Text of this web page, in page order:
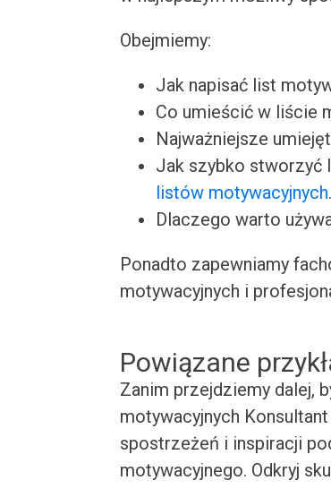
Obejmiemy:
Jak napisać list
Co umieścić w liście
Najważniejsze
Jak szybko stworzyć
listów motywacyjnych.
Dlaczego warto
Ponadto zapewniamy
motywacyjnych i
Powiązane
Zanim przejdziemy dalej,
motywacyjnych
spostrzeżeń i inspiracji
motywacyjnego. Odkryj